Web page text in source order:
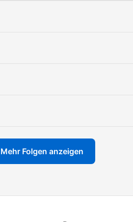
Mehr Folgen anzeigen